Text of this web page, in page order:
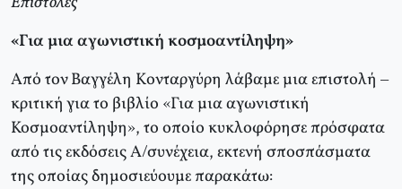
«Για μια αγωνιστική κοσμοαντίληψη»
Από τον Bαγγέλη Kονταργύρη λάβαμε μια επιστολή –
κριτική για το βιβλίο «Για μια αγωνιστική
Κοσμοαντίληψη», το οποίο κυκλοφόρησε πρόσφατα
από τις εκδόσεις Α/συνέχεια, εκτενή σποσπάσματα
της οποίας δημοσιεύουμε παρακάτω: